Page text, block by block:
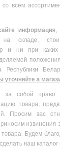
со всем
информация,
на складе,
и ни при каких
Республики
уточняйте а
за собой
товара,
Просим вас
извинения
Будем
наш каталог